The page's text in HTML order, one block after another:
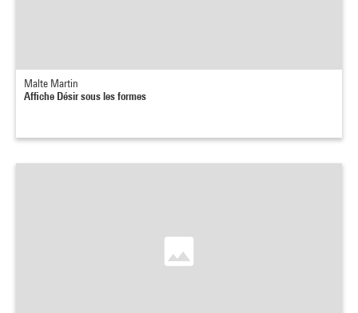
Malte Martin
Affiche Désir sous les formes